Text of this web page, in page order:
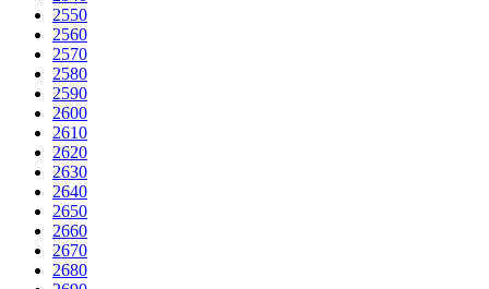
2550
2560
2570
2580
2590
2600
2610
2620
2630
2640
2650
2660
2670
2680